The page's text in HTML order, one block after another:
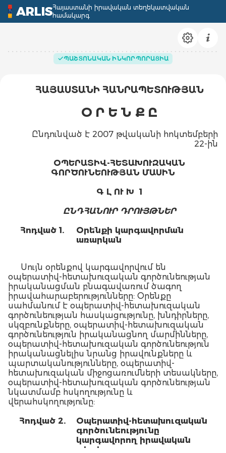
ARLISՀայաստանի իրավական տեղեկատվական
համակարգ
ՊԱՇՏՈՆԱԿԱՆ ԻՆԿՈՐՊՈՐԱՑԻԱ
ՀԱՅԱՍՏԱՆԻ ՀԱՆՐԱՊԵՏՈՒԹՅԱՆ
Օ Ր Ե Ն Ք Ը
Ընդունված է 2007 թվականի հոկտեմբերի
22-ին
ՕՊԵՐԱՏԻՎ-ՀԵՏԱԽՈՒԶԱԿԱՆ
ԳՈՐԾՈՒՆԵՈՒԹՅԱՆ ՄԱՍԻՆ
Գ Լ ՈՒ Խ 1
ԸՆԴՀԱՆՈՒՐ ԴՐՈՒՅԹՆԵՐ
Հոդված 1.
Օրենքի կարգավորման
առարկան
Սույն օրենքով կարգավորվում են
օպերատիվ-հետախուզական գործունեության
իրականացման բնագավառում ծագող
իրավահարաբերությունները: Օրենքը
սահմանում է օպերատիվ-հետախուզական
գործունեության հասկացությունը, խնդիրները,
սկզբունքները, օպերատիվ-հետախուզական
գործունեություն իրականացնող մարմինները,
օպերատիվ-հետախուզական գործունեություն
իրականացնելիս նրանց իրավունքները և
պարտականությունները, օպերատիվ-
հետախուզական միջոցառումների տեսակները,
օպերատիվ-հետախուզական գործունեության
նկատմամբ հսկողությունը և
վերահսկողությունը:
Հոդված 2.
Օպերատիվ-հետախուզական
գործունեությունը
կարգավորող իրավական
ակտերը